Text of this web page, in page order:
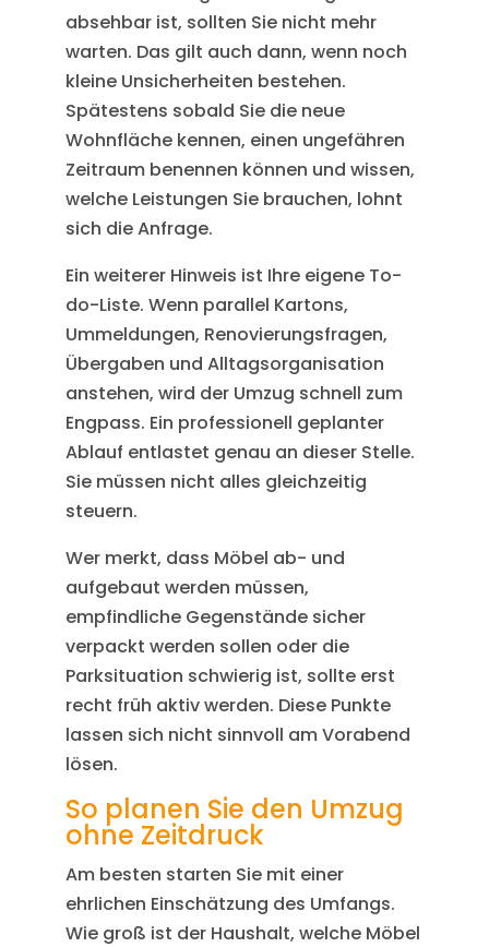
absehbar ist, sollten Sie nicht mehr
warten. Das gilt auch dann, wenn noch
kleine Unsicherheiten bestehen.
Spätestens sobald Sie die neue
Wohnfläche kennen, einen ungefähren
Zeitraum benennen können und wissen,
welche Leistungen Sie brauchen, lohnt
sich die Anfrage.
Ein weiterer Hinweis ist Ihre eigene To-
do-Liste. Wenn parallel Kartons,
Ummeldungen, Renovierungsfragen,
Übergaben und Alltagsorganisation
anstehen, wird der Umzug schnell zum
Engpass. Ein professionell geplanter
Ablauf entlastet genau an dieser Stelle.
Sie müssen nicht alles gleichzeitig
steuern.
Wer merkt, dass Möbel ab- und
aufgebaut werden müssen,
empfindliche Gegenstände sicher
verpackt werden sollen oder die
Parksituation schwierig ist, sollte erst
recht früh aktiv werden. Diese Punkte
lassen sich nicht sinnvoll am Vorabend
lösen.
So planen Sie den Umzug
ohne Zeitdruck
Am besten starten Sie mit einer
ehrlichen Einschätzung des Umfangs.
Wie groß ist der Haushalt, welche Möbel